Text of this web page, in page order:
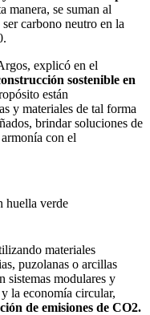
manera, se suman al
carbono neutro en la
explicó en el
sostenible en
están
y materiales de tal forma
brindar soluciones de
con el
huella verde
materiales
puzolanas o arcillas
sistemas modulares y
la economía circular,
de emisiones de CO2.